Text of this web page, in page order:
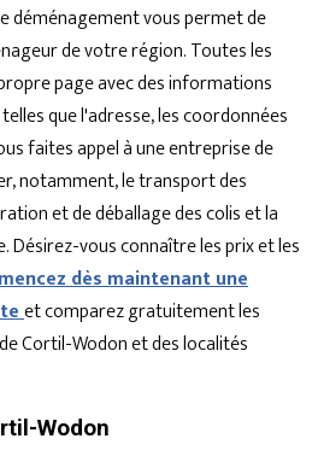
déménagement vous permet de
de votre région. Toutes les
page avec des informations
que l'adresse, les coordonnées
faites appel à une entreprise de
notamment, le transport des
et de déballage des colis et la
vous connaître les prix et les
dès maintenant une
et comparez gratuitement les
Cortil-Wodon et des localités
Wodon